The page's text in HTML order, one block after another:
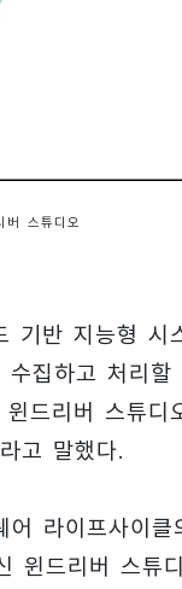
스튜디오
반 지능형 시
집하고 처리
드리버 스튜디
고 말했다.
라이프사이
윈드리버 스튜